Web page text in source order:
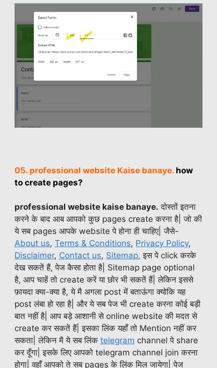
05. professional website Kaise banaye. how
to create pages?
professional website kaise banaye. दोस्तों इतना
करने के बाद आब आपको कुछ pages create करना है| जो की
ये सब pages आपके website पे होना ही चाहिए| जैसे-
About us, Terms & Conditions, Privacy Policy,
Disclaimer, Contact us, Sitemap. इस पे click करके
देख सकतें हैं, पेज कैसा होता है| Sitemap page optional
है, आप चाहें तो create करें या छोर भी सकतें हैं| लेकिन इससे
फ़ायदा क्या-क्या है, ये मै अगला post में बताऊंगा क्योकि यह
post लंबा हो रहा है| और ये सब पेज भी create करना कोई बड़ी
बात नहीं है| आप बड़े आशानी से online website की मदत से
create कर सकतें हैं| इसका लिंक यहाँ तो Mention नहीं कर
सकता| लेकिन मै ये सब लिंक telegram channel पे share
कर दूँगा| इसके लिए आपको telegram channel join करना
होगा| वहाँ आपको ते सब pages के लिंक मिल जायेगा| पेज